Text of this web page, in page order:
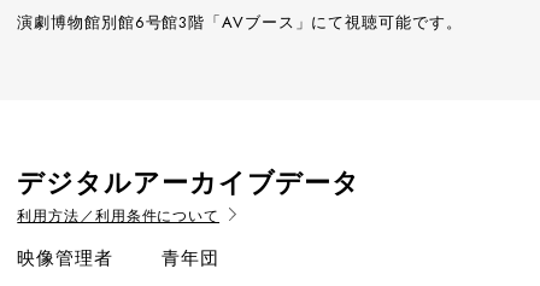
演劇博物館別館6号館3階「AVブース」にて視聴可能です。
デジタルアーカイブデータ
利用方法／利用条件について
映像管理者
青年団